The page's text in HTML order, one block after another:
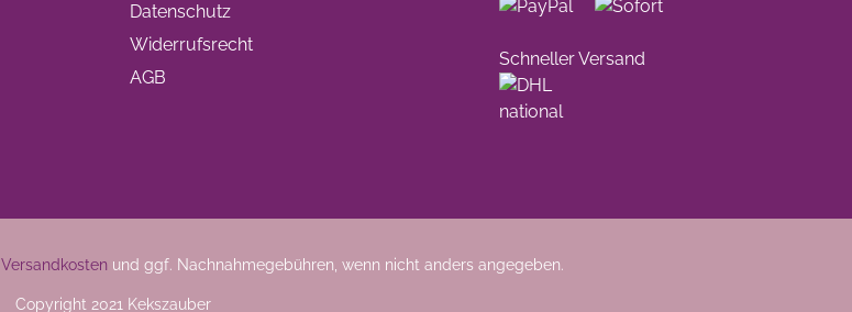
Datenschutz
Widerrufsrecht
AGB
Schneller Versand
Versandkosten und ggf. Nachnahmegebühren, wenn nicht anders angegeben.
Copyright 2021 Kekszauber